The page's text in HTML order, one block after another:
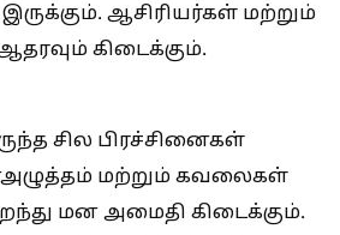
ஆசிரியர்கள் மற்றும்
கிடைக்கும்.
சில பிரச்சினைகள்
மற்றும் கவலைகள்
மன அமைதி கிடைக்கும்.